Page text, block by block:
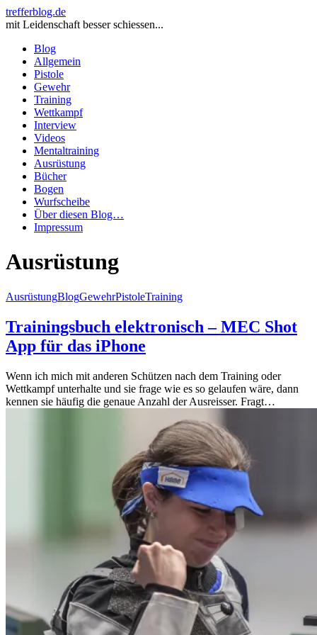
trefferblog.de
mit Leidenschaft besser schiessen...
Blog
Allgemein
Pistole
Gewehr
Training
Wettkampf
Interview
Videos
Mentaltraining
Ausrüstung
Bücher
Bogen
Wurfscheibe
Über diesen Blog…
Impressum
Ausrüstung
AusrüstungBlogGewehrPistoleTraining
Trainingsbuch elektronisch – MEC Shot
App für das iPhone
Wenn ich mich mit anderen Schützen nach dem Training oder
Wettkampf unterhalte und sie frage wie es so gelaufen wäre, dann
kennen sie häufig die genaue Anzahl der Ausreisser. Fragt…